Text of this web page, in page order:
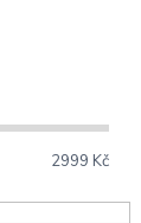
2999 Kč